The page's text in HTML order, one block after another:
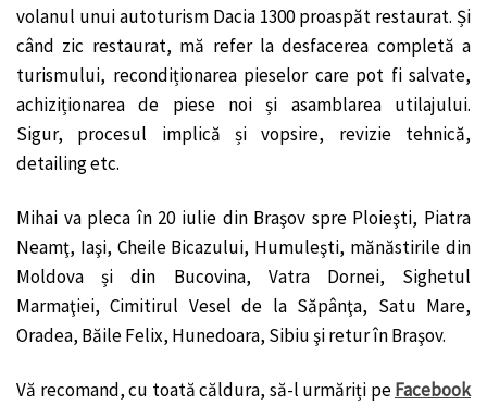
volanul unui autoturism Dacia 1300 proaspăt restaurat. Și
când zic restaurat, mă refer la desfacerea completă a
turismului, recondiționarea pieselor care pot fi salvate,
achiziționarea de piese noi și asamblarea utilajului.
Sigur, procesul implică și vopsire, revizie tehnică,
detailing etc.
Mihai va pleca în 20 iulie din Braşov spre Ploieşti, Piatra
Neamţ, Iaşi, Cheile Bicazului, Humuleşti, mănăstirile din
Moldova și din Bucovina, Vatra Dornei, Sighetul
Marmaţiei, Cimitirul Vesel de la Săpânţa, Satu Mare,
Oradea, Băile Felix, Hunedoara, Sibiu şi retur în Braşov.
Vă recomand, cu toată căldura, să-l urmăriți peFacebook